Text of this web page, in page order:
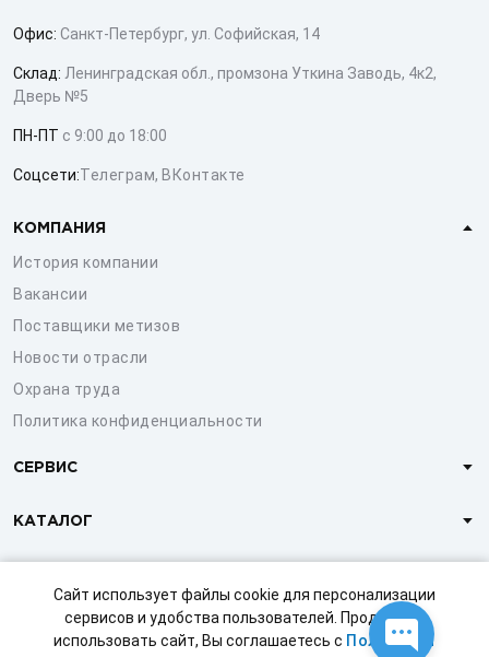
Сайт использует файлы cookie для персонализации
сервисов и удобства пользователей. Продолжая
использовать сайт, Вы соглашаетесь с Политикой
Офис: Санкт-Петербург, ул. Софийская, 14
Склад: Ленинградская обл., промзона Уткина Заводь, 4к2,
Дверь №5
ПН-ПТ с 9:00 до 18:00
Соцсети:Телеграм, ВКонтакте
КОМПАНИЯ
История компании
Вакансии
Поставщики метизов
Новости отрасли
Охрана труда
Политика конфиденциальности
СЕРВИС
КАТАЛОГ